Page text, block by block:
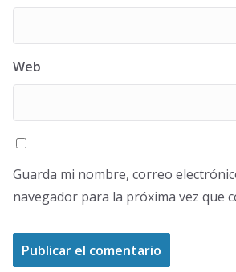
Web
Guarda mi nombre, correo
navegador para la próxima vez que